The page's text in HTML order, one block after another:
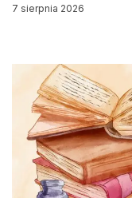
7 sierpnia 2026